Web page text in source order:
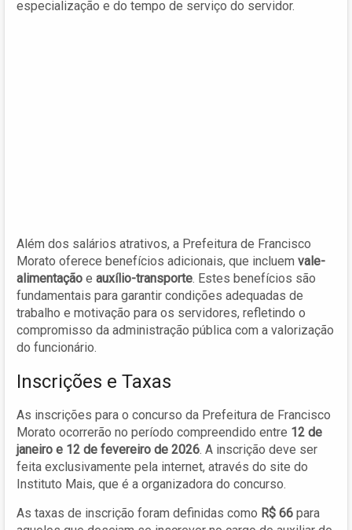
especialização e do tempo de serviço do servidor.
Além dos salários atrativos, a Prefeitura de Francisco
Morato oferece benefícios adicionais, que incluem vale-
alimentação e auxílio-transporte. Estes benefícios são
fundamentais para garantir condições adequadas de
trabalho e motivação para os servidores, refletindo o
compromisso da administração pública com a valorização
do funcionário.
Inscrições e Taxas
As inscrições para o concurso da Prefeitura de Francisco
Morato ocorrerão no período compreendido entre 12 de
janeiro e 12 de fevereiro de 2026. A inscrição deve ser
feita exclusivamente pela internet, através do site do
Instituto Mais, que é a organizadora do concurso.
As taxas de inscrição foram definidas como R$ 66 para